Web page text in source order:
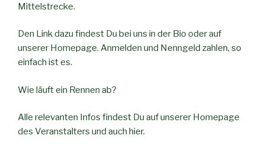
Mittelstrecke.
Den Link dazu findest Du bei uns in der Bio oder auf
unserer Homepage. Anmelden und Nenngeld zahlen, so
einfach ist es.
Wie läuft ein Rennen ab?
Alle relevanten Infos findest Du auf unserer Homepage
des Veranstalters und auch hier.